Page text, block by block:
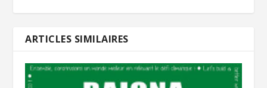
ARTICLES SIMILAIRES